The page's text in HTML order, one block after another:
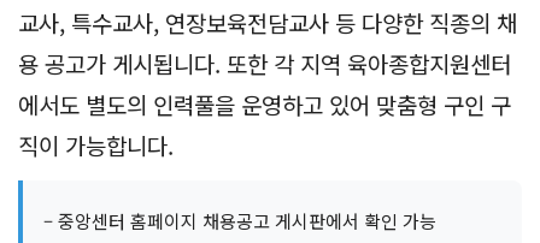
교사, 특수교사, 연장보육전담교사 등 다양한 직종의 채
용 공고가 게시됩니다. 또한 각 지역 육아종합지원센터
에서도 별도의 인력풀을 운영하고 있어 맞춤형 구인 구
직이 가능합니다.
– 중앙센터 홈페이지 채용공고 게시판에서 확인 가능